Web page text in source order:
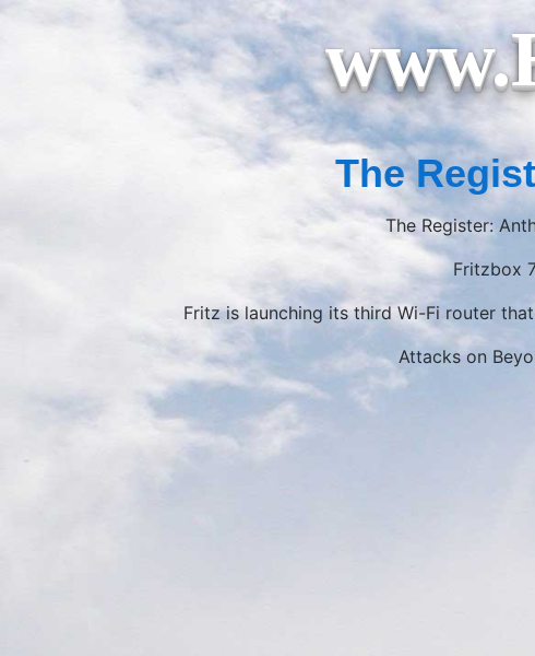
The
The Register:
Fritzbox
Fritz is launching its third Wi-Fi router
Attacks on